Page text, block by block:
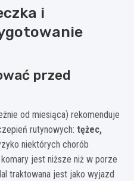
i
przed
od miesiąca) rekomenduje
rutynowych: tężec,
niektórych chorób
jest niższe niż w porze
traktowana jest jako wyjazd